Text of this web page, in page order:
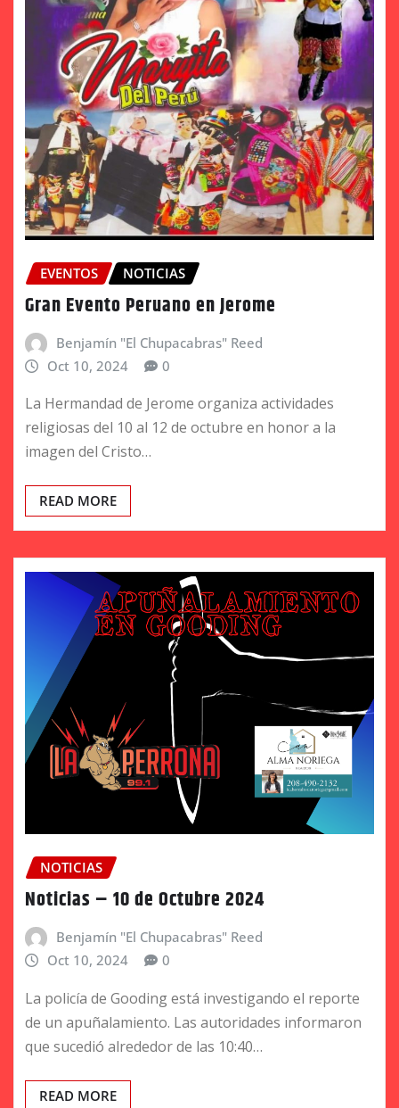
EVENTOS NOTICIAS
Gran Evento Peruano en Jerome
Benjamín "El Chupacabras" Reed
Oct 10, 2024
0
La Hermandad de Jerome organiza actividades
religiosas del 10 al 12 de octubre en honor a la
imagen del Cristo…
READ MORE
NOTICIAS
Noticias – 10 de Octubre 2024
Benjamín "El Chupacabras" Reed
Oct 10, 2024
0
La policía de Gooding está investigando el reporte
de un apuñalamiento. Las autoridades informaron
que sucedió alrededor de las 10:40…
READ MORE